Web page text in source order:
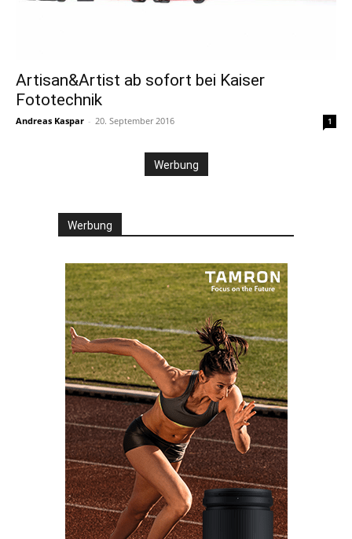
Artisan&Artist ab sofort bei Kaiser
Fototechnik
Andreas Kaspar - 20. September 2016 1
Werbung
Werbung